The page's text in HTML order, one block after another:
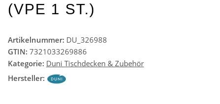
VPE 1 ST.)
Artikelnummer: DU_326988
GTIN: 7321033269886
Kategorie: Duni Tischdecken & Zubehör
Hersteller: